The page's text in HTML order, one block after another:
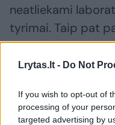
Lrytas.lt - Do Not
If you wish to opt-out of
processing of your
targeted advertising by
neatliekami
tyrimai. Taip pat
sąvoka ir
paslaugas teikti
kompetenciją.